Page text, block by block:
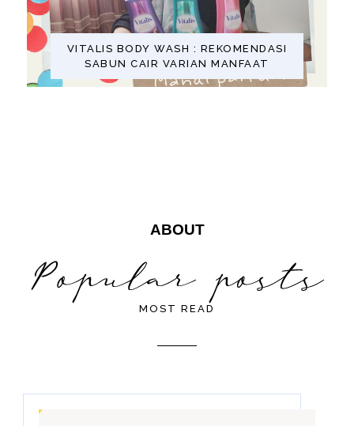
VITALIS BODY WASH : REKOMENDASI
SABUN CAIR VARIAN MANFAAT
ABOUT
MOST READ